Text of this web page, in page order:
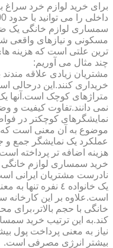
برای خرید لوازم خرد سراغ
سمساری لوازم خانگی یک
مسکونی و نیازهای واقعی
ترین علتی است که هزینه
چند مثال می آوریم:
مشتریان زیادی علاقه مندند
خریداری کنند.این درحالی
متراژهای کوچک است.آنها یک
نمی دانند.تفاوت کیفیت و
نمایشگرهای کوچکتر در
موضوع به آن معنی است که
عملکرد یک نمایشگر جمع و
هزینه اضافه تر پرداخته
خرید سمساری لوازم خانگی
یک خانواده ٤ نفره
است.علاوه بر این کارخانه
خانگی با حجم
کند.به این ترتیب خرید
نیاز به معنی پرداخت پول
بیشتر انرژی مصرفی است.